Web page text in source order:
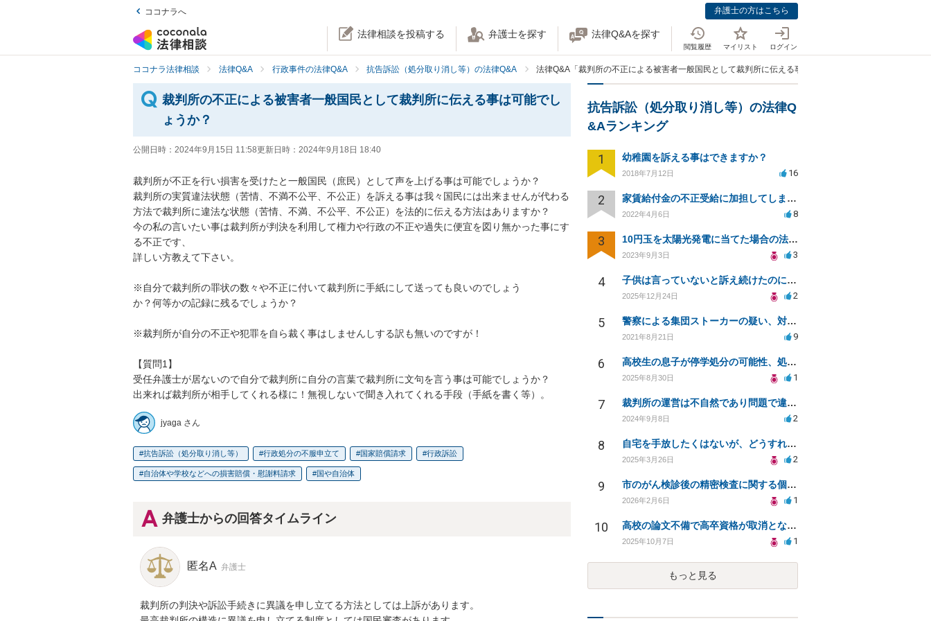
ココナラへ 弁護士の方はこちら
法律相談を投稿する 弁護士を探す 法律Q&Aを探す
閲覧履歴 マイリスト ログイン
ココナラ法律相談 法律Q&A 行政事件の法律Q&A 抗告訴訟（処分取り消し等）の法律Q&A 法律Q&A「裁判所の不正による被害者一般国民として裁判所に伝える事は可能でしょうか？」
裁判所の不正による被害者一般国民として裁判所に伝える事は可能でし
ょうか？
公開日時： 2024年9月15日 11:58更新日時： 2024年9月18日 18:40
裁判所が不正を行い損害を受けたと一般国民（庶民）として声を上げる事は可能でしょうか？
裁判所の実質違法状態（苦情、不満不公平、不公正）を訴える事は我々国民には出来ませんが代わる
方法で裁判所に違法な状態（苦情、不満、不公平、不公正）を法的に伝える方法はありますか？
今の私の言いたい事は裁判所が判決を利用して権力や行政の不正や過失に便宜を図り無かった事にす
る不正です、
詳しい方教えて下さい。
※自分で裁判所の罪状の数々や不正に付いて裁判所に手紙にして送っても良いのでしょう
か？何等かの記録に残るでしょうか？
※裁判所が自分の不正や犯罪を自ら裁く事はしませんしする訳も無いのですが！
【質問1】
受任弁護士が居ないので自分で裁判所に自分の言葉で裁判所に文句を言う事は可能でしょうか？
出来れば裁判所が相手してくれる様に！無視しないで聞き入れてくれる手段（手紙を書く等）。
jyaga さん
抗告訴訟（処分取り消し等） 行政処分の不服申立て 国家賠償請求 行政訴訟
自治体や学校などへの損害賠償・慰謝料請求 国や自治体
弁護士からの回答タイムライン
匿名A 弁護士
裁判所の判決や訴訟手続きに異議を申し立てる方法としては上訴があります。
抗告訴訟（処分取り消し等）の法律Q
&Aランキング
1 幼稚園を訴える事はできますか？
2018年7月12日 16
2 家賃給付金の不正受給に加担してしまいました。
2022年4月6日 8
3 10円玉を太陽光発電に当てた場合の法的責任について
2023年9月3日 3
4 子供は言っていないと訴え続けたのに加害者になり、慰謝料の請求をされ困っています。
2025年12月24日 2
5 警察による集団ストーカーの疑い、対処法と相談先は？
2021年8月21日 9
6 高校生の息子が停学処分の可能性、処分取り消しの方法は？
2025年8月30日 1
7 裁判所の運営は不自然であり問題で違法性が隠れているのでは！
2024年9月8日 2
8 自宅を手放したくはないが、どうすれば良いか？
2025年3月26日 2
9 市のがん検診後の精密検査に関する個人情報の取り扱いについての権利は？
2026年2月6日 1
10 高校の論文不備で高卒資格が取消となる可能性は？
2025年10月7日 1
もっと見る